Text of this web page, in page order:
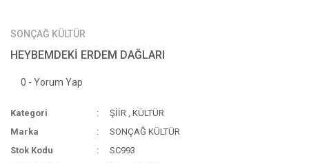
SONÇAĞ KÜLTÜR
HEYBEMDEKİ ERDEM DAĞLARI
0 - Yorum Yap
Kategori ŞİİR ,KÜLTÜR
Marka
SONÇAĞ KÜLTÜR
Stok Kodu
SC993